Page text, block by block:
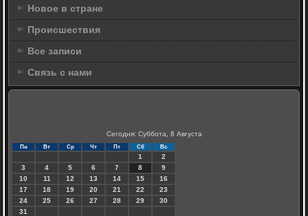
Новое в стране
Происшествия
Все записи
Связь с нами
Сегодня: Суббота, 8 Августа
Пн Вт Ср Чт Пт Сб Вс
1
2
3
4 5 6 7 8
9
10
11 12 13 14 15
16
17
18 19 20 21 22
23
24
25 26 27 28 29
30
31